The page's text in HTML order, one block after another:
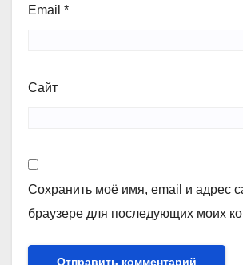
Email *
Сайт
Сохранить моё имя, email и адрес
браузере для последующих моих